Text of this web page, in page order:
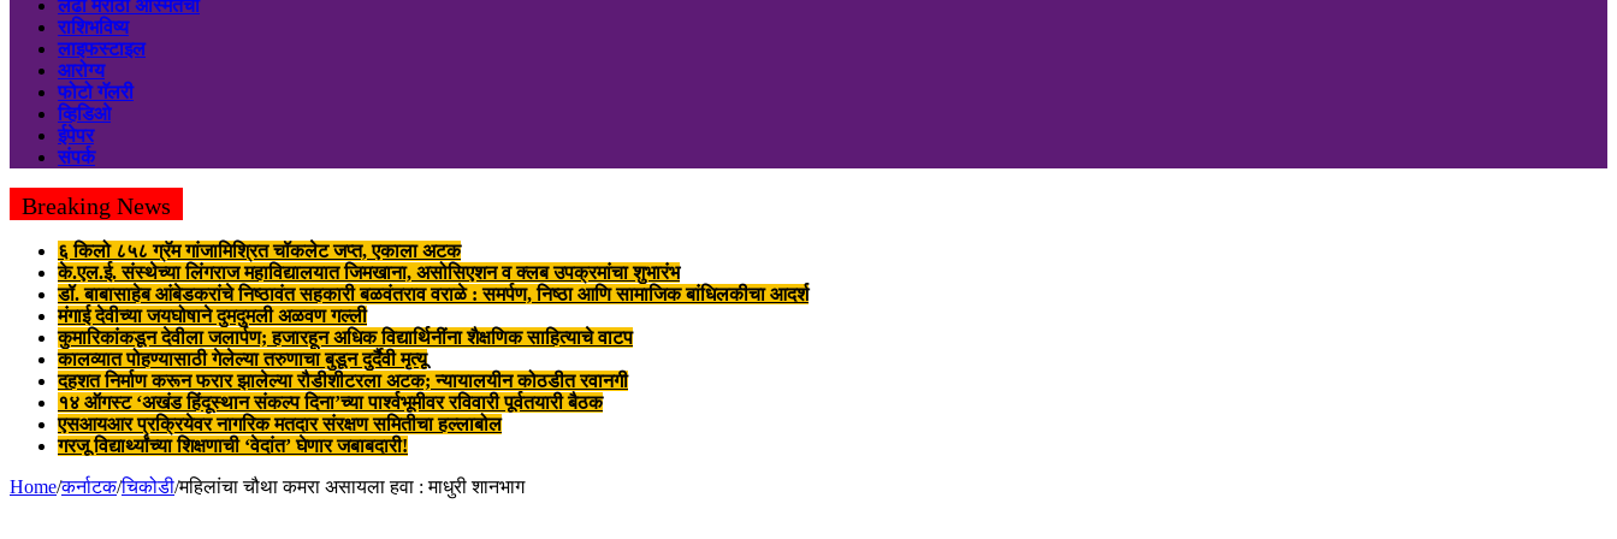
लढा मराठी अस्मितेचा
राशिभविष्य
लाइफस्टाइल
आरोग्य
फोटो गॅलरी
व्हिडिओ
ईपेपर
संपर्क
Breaking News
६ किलो ८५८ ग्रॅम गांजामिश्रित चॉकलेट जप्त, एकाला अटक
के.एल.ई. संस्थेच्या लिंगराज महाविद्यालयात जिमखाना, असोसिएशन व क्लब उपक्रमांचा शुभारंभ
डॉ. बाबासाहेब आंबेडकरांचे निष्ठावंत सहकारी बळवंतराव वराळे : समर्पण, निष्ठा आणि सामाजिक बांधिलकीचा आदर्श
मंगाई देवीच्या जयघोषाने दुमदुमली अळवण गल्ली
कुमारिकांकडून देवीला जलार्पण; हजारहून अधिक विद्यार्थिनींना शैक्षणिक साहित्याचे वाटप
कालव्यात पोहण्यासाठी गेलेल्या तरुणाचा बुडून दुर्दैवी मृत्यू
दहशत निर्माण करून फरार झालेल्या रौडीशीटरला अटक; न्यायालयीन कोठडीत रवानगी
१४ ऑगस्ट ‘अखंड हिंदूस्थान संकल्प दिना’च्या पार्श्वभूमीवर रविवारी पूर्वतयारी बैठक
एसआयआर प्रक्रियेवर नागरिक मतदार संरक्षण समितीचा हल्लाबोल
गरजू विद्यार्थ्यांच्या शिक्षणाची ‘वेदांत’ घेणार जबाबदारी!
Home/कर्नाटक/चिकोडी/महिलांचा चौथा कमरा असायला हवा : माधुरी शानभाग